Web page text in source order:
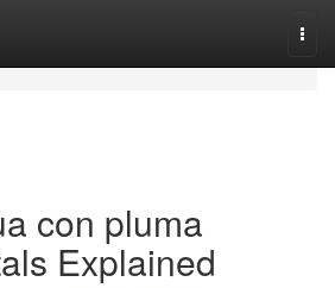
con pluma
Explained